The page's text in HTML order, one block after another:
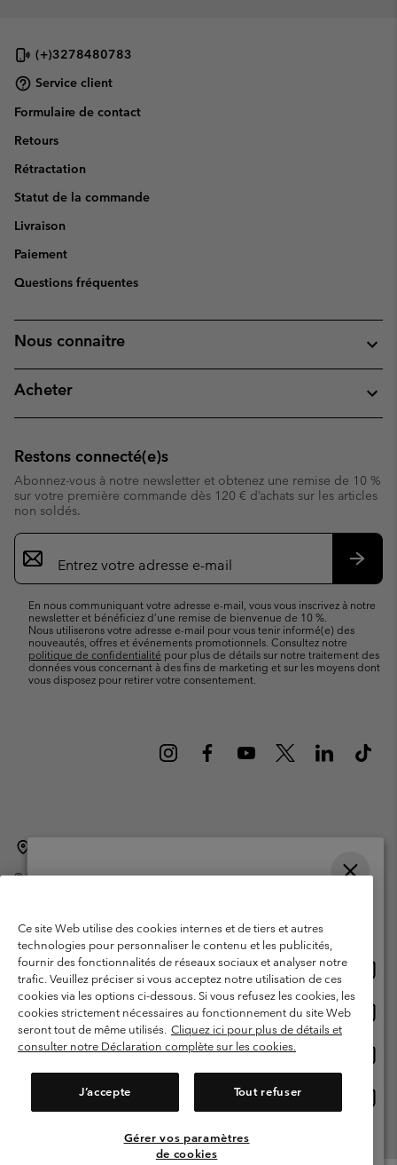
(+)3278480783
Service client
Formulaire de contact
Retours
Rétractation
Statut de la commande
Livraison
Paiement
Questions fréquentes
Nous connaitre
Acheter
Restons connecté(e)s
Abonnez-vous à notre newsletter et obtenez une remise de 10 %
sur votre première commande dès 120 € d’achats sur les articles
non soldés.
Inscription
par
e-
En nous communiquant votre adresse e-mail, vous vous inscrivez à notre
newsletter et bénéficiez d’une remise de bienvenue de 10 %.
Nous utiliserons votre adresse e-mail pour vous tenir informé(e) des
nouveautés, offres et événements promotionnels. Consultez notre
politique de confidentialité pour plus de détails sur notre traitement des
données vous concernant à des fins de marketing et sur les moyens dont
vous disposez pour retirer votre consentement.
©2026Columbia Sportswear International Sarl. Avenue des Morgines, 12
Garanties Légales
Politique de confidentialité
Conditions d'utilisation - Membres
Conditions D'utilisation - Contenu généré par l'utilisateur
Impressum
Cookies
Ce site Web utilise des cookies internes et de tiers et autres
technologies pour personnaliser le contenu et les publicités,
fournir des fonctionnalités de réseaux sociaux et analyser notre
trafic. Veuillez préciser si vous acceptez notre utilisation de ces
cookies via les options ci-dessous. Si vous refusez les cookies, les
cookies strictement nécessaires au fonctionnement du site Web
seront tout de même utilisés. Cliquez ici pour plus de détails et
consulter notre Déclaration complète sur les cookies.
J’accepte Tout refuser
Gérer vos paramètres
de cookies
Achats en ligne disponibles
United States
ligne
Belgium-English
ligne
Belgium-Français
ligne
Belgium-Dutch
Voir Tous Les Pays